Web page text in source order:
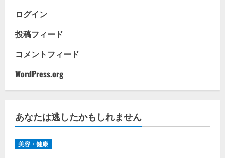
ログイン
投稿フィード
コメントフィード
WordPress.org
あなたは逃したかもしれません
美容・健康